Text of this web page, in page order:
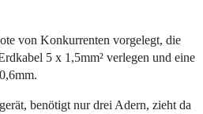
von Konkurrenten vorgelegt, die
5 x 1,5mm² verlegen und eine
benötigt nur drei Adern, zieht da